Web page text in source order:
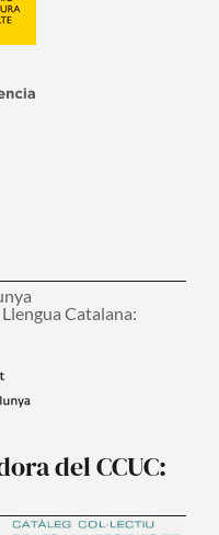
Catalana:
del CCUC: